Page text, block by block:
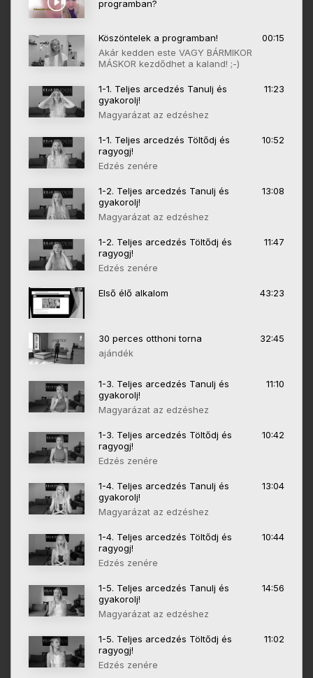
programban?
Köszöntelek a programban!
00:15
Akár kedden este VAGY BÁRMIKOR
MÁSKOR kezdődhet a kaland! ;-)
1-1. Teljes arcedzés Tanulj és
gyakorolj!
11:23
Magyarázat az edzéshez
1-1. Teljes arcedzés Töltődj és
ragyogj!
10:52
Edzés zenére
1-2. Teljes arcedzés Tanulj és
gyakorolj!
13:08
Magyarázat az edzéshez
1-2. Teljes arcedzés Töltődj és
ragyogj!
11:47
Edzés zenére
Első élő alkalom 43:23
30 perces otthoni torna
32:45
ajándék
1-3. Teljes arcedzés Tanulj és
gyakorolj!
11:10
Magyarázat az edzéshez
1-3. Teljes arcedzés Töltődj és
ragyogj!
10:42
Edzés zenére
1-4. Teljes arcedzés Tanulj és
gyakorolj!
13:04
Magyarázat az edzéshez
1-4. Teljes arcedzés Töltődj és
ragyogj!
10:44
Edzés zenére
1-5. Teljes arcedzés Tanulj és
gyakorolj!
14:56
Magyarázat az edzéshez
1-5. Teljes arcedzés Töltődj és
ragyogj!
11:02
Edzés zenére